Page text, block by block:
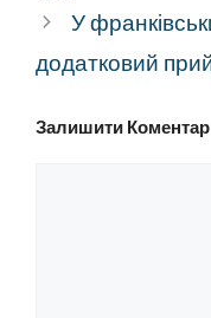
У
додатковий
Залишити Коментар